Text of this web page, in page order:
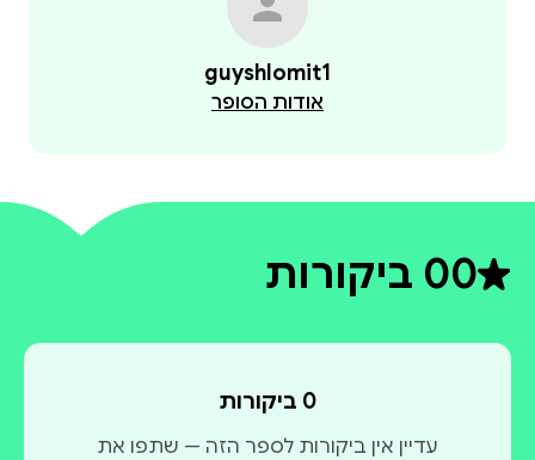
guyshlomit1
אודות הסופר
0דירוג ממוצע 0 מתוך 5
0 ביקורות
0 ביקורות
עדיין אין ביקורות לספר הזה — שתפו את